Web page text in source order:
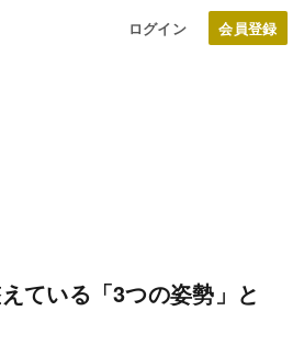
ログイン
ている「3つの姿勢」と